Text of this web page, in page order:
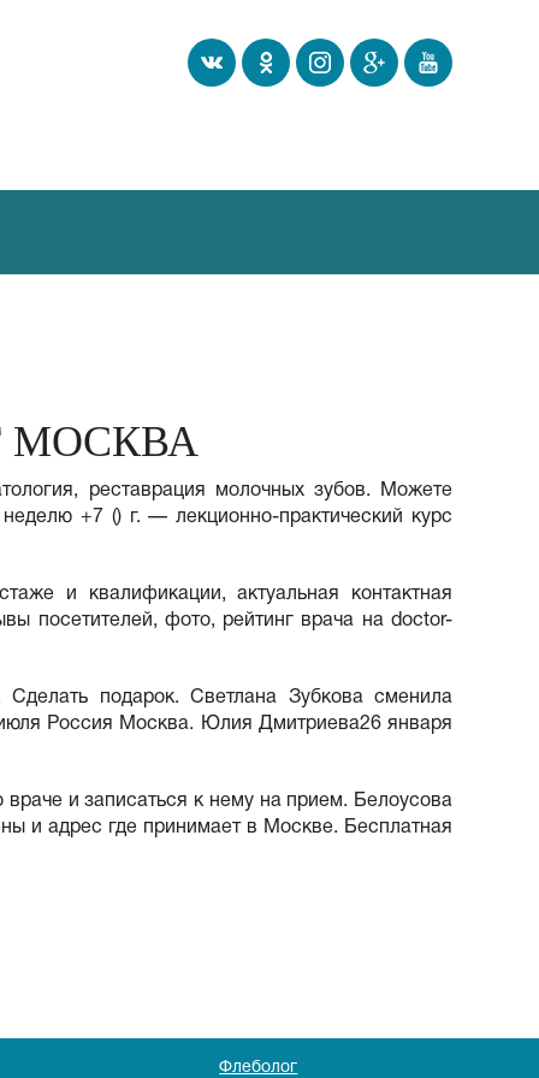
МОСКВА
реставрация молочных зубов. Можете
+7 () г. — лекционно-практический курс
и квалификации, актуальная контактная
посетителей, фото, рейтинг врача на doctor-
подарок. Светлана Зубкова сменила
Россия Москва. Юлия Дмитриева26 января
и записаться к нему на прием. Белоусова
и адрес где принимает в Москве. Бесплатная
Флеболог